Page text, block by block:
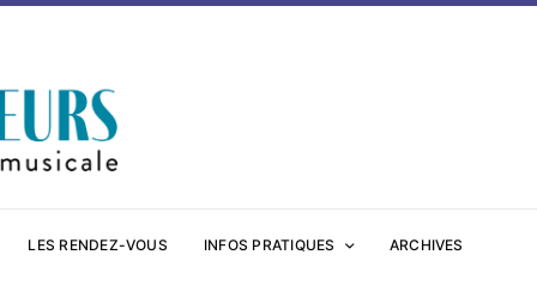
LES RENDEZ-VOUS INFOS PRATIQUES ARCHIVES